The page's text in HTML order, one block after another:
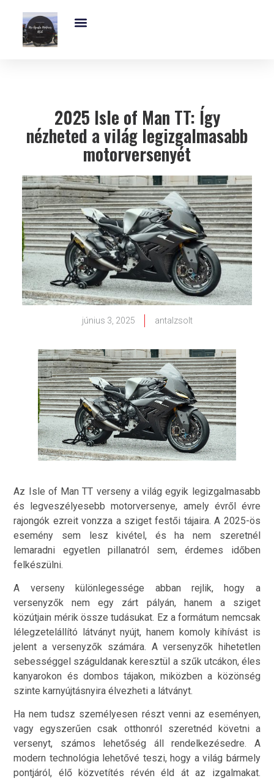
2025 Isle of Man TT: Így
nézheted a világ legizgalmasabb
motorversenyét
június 3, 2025 antalzsolt
Az Isle of Man TT verseny a világ egyik legizgalmasabb
és legveszélyesebb motorversenye, amely évről évre
rajongók ezreit vonzza a sziget festői tájaira. A 2025-ös
esemény sem lesz kivétel, és ha nem szeretnél
lemaradni egyetlen pillanatról sem, érdemes időben
felkészülni.
A verseny különlegessége abban rejlik, hogy a
versenyzők nem egy zárt pályán, hanem a sziget
közútjain mérik össze tudásukat. Ez a formátum nemcsak
lélegzetelállító látványt nyújt, hanem komoly kihívást is
jelent a versenyzők számára. A versenyzők hihetetlen
sebességgel száguldanak keresztül a szűk utcákon, éles
kanyarokon és dombos tájakon, miközben a közönség
szinte karnyújtásnyira élvezheti a látványt.
Ha nem tudsz személyesen részt venni az eseményen,
vagy egyszerűen csak otthonról szeretnéd követni a
versenyt, számos lehetőség áll rendelkezésedre. A
modern technológia lehetővé teszi, hogy a világ bármely
pontjáról, élő közvetítés révén éld át az izgalmakat.